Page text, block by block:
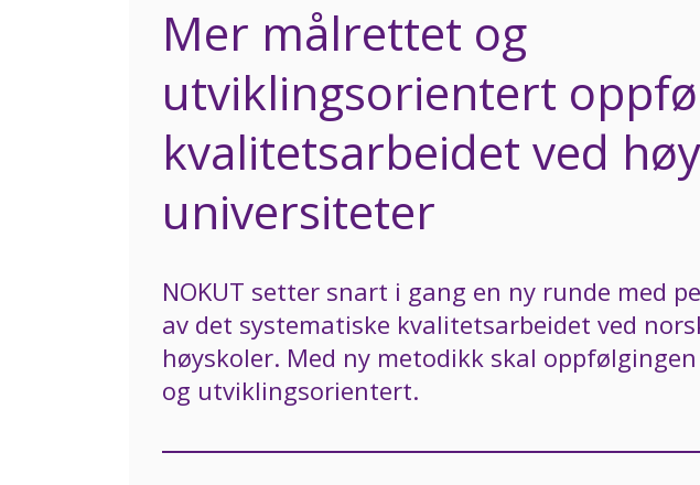
Mer målrettet og
utviklingsorientert
kvalitetsarbeidet ved
universiteter
NOKUT setter snart i gang en ny runde med
av det systematiske kvalitetsarbeidet ved
høyskoler. Med ny metodikk skal
og utviklingsorientert.